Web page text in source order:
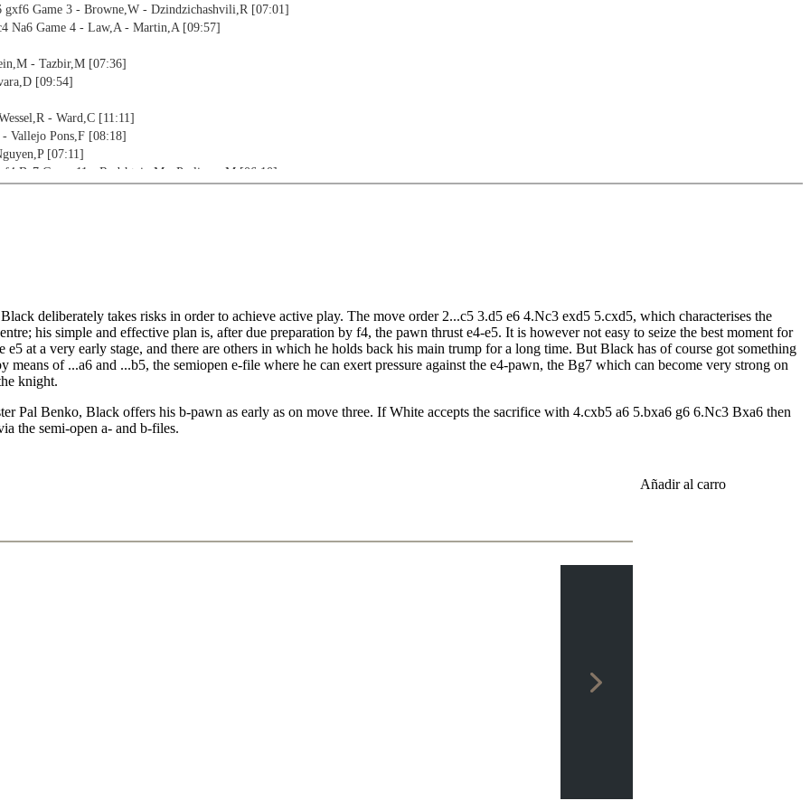
Game 3 - Browne,W - Dzindzichashvili,R [07:01]
Na6 Game 4 - Law,A - Martin,A [09:57]
- Tazbir,M [07:36]
[09:54]
- Ward,C [11:11]
Vallejo Pons,F [08:18]
[07:11]
Be7 Game 11 - Rodshtein,M - Parligras,M [06:10]
- Alburt,L [04:53]
[07:32]
0 Kh8 Game 15 - Ehlvest,J - Popov,V [08:40]
Leache,M [12:38]
- Fridman,D [04:08]
- Arias Igual,A - Arribas Lopez,A [05:37]
- Savchenko,B [12:55]
23 - Wilder,M - Alburt,L [13:56]
- Nijboer,F [07:10]
Wely,L - Sokolov,I [11:31]
- Ionov,S [04:04]
deliberately takes risks in order to achieve active play. The move order 2...c5 3.d5 e6 4.Nc3 exd5 5.cxd5, which characterises the
his simple and effective plan is, after due preparation by f4, the pawn thrust e4-e5. It is however not easy to seize the best moment for
at a very early stage, and there are others in which he holds back his main trump for a long time. But Black has of course got something
of ...a6 and ...b5, the semiopen e-file where he can exert pressure against the e4-pawn, the Bg7 which can become very strong on
knight.
Pal Benko, Black offers his b-pawn as early as on move three. If White accepts the sacrifice with 4.cxb5 a6 5.bxa6 g6 6.Nc3 Bxa6 then
the semi-open a- and b-files.
Añadir al carro